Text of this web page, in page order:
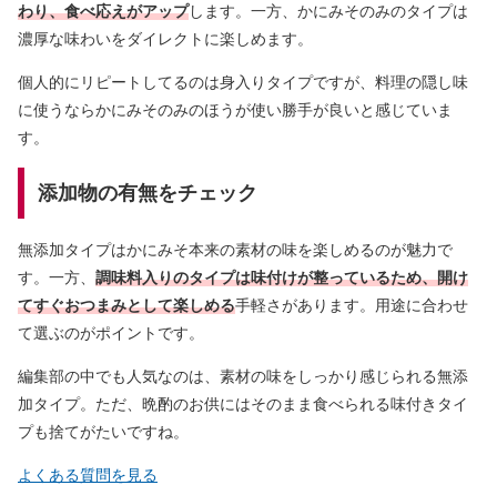
わり、食べ応えがアップします。一方、かにみそのみのタイプは
濃厚な味わいをダイレクトに楽しめます。
個人的にリピートしてるのは身入りタイプですが、料理の隠し味
に使うならかにみそのみのほうが使い勝手が良いと感じていま
す。
添加物の有無をチェック
無添加タイプはかにみそ本来の素材の味を楽しめるのが魅力で
す。一方、 調味料入りのタイプは味付けが整っているため、開け
てすぐおつまみとして楽しめる手軽さがあります。用途に合わせ
て選ぶのがポイントです。
編集部の中でも人気なのは、素材の味をしっかり感じられる無添
加タイプ。ただ、晩酌のお供にはそのまま食べられる味付きタイ
プも捨てがたいですね。
よくある質問を見る